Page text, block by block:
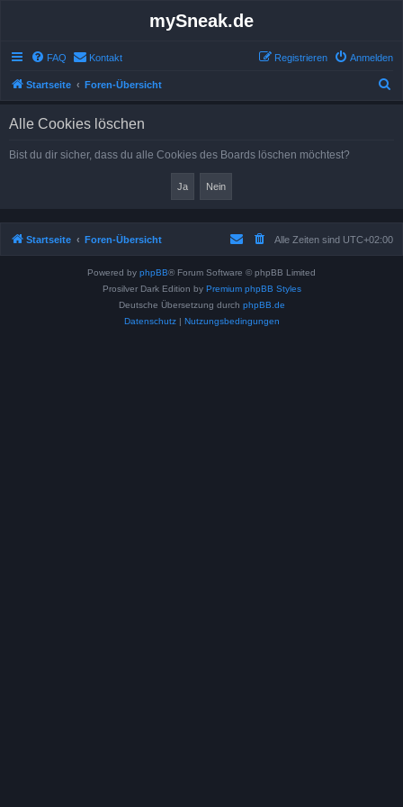
mySneak.de
FAQ Kontakt Anmelden
Registrieren
Startseite Foren-Übersicht
Alle Cookies löschen
Bist du dir sicher, dass du alle Cookies des Boards löschen möchtest?
Startseite Foren-Übersicht Alle Zeiten sind UTC+02:00
Powered by phpBB® Forum Software © phpBB Limited
Prosilver Dark Edition by Premium phpBB Styles
Deutsche Übersetzung durch phpBB.de
Datenschutz| Nutzungsbedingungen